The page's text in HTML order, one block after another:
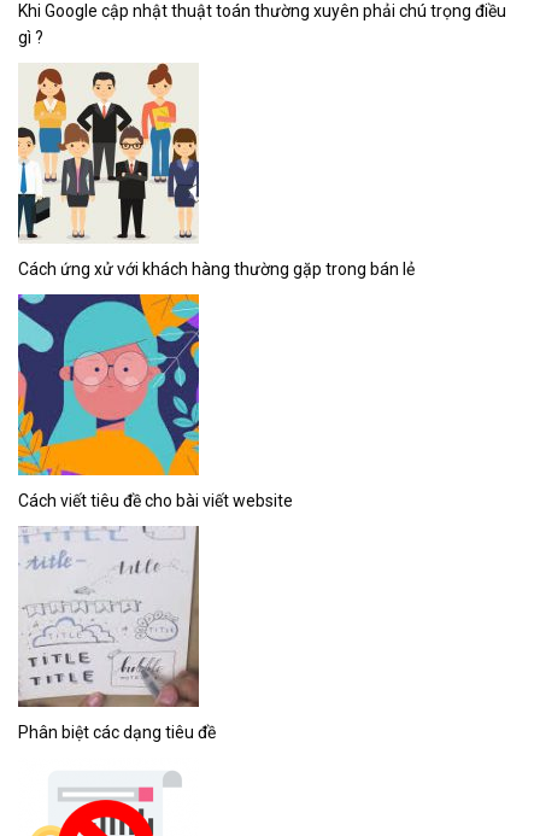
Khi Google cập nhật thuật toán thường xuyên phải chú trọng điều
gì ?
Cách ứng xử với khách hàng thường gặp trong bán lẻ
Cách viết tiêu đề cho bài viết website
Phân biệt các dạng tiêu đề